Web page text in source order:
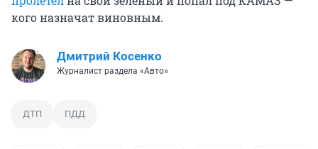
кого назначат виновным.
Дмитрий Косенко
Журналист раздела «Авто»
ДТП ПДД